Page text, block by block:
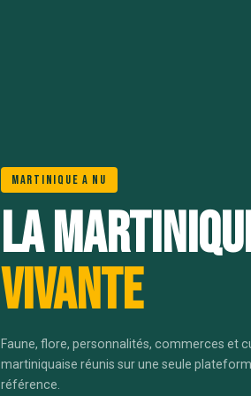
Martinique A Nu
La
vivante
Faune, flore, personnalités, commerces et
martiniquaise réunis sur une seule
référence.